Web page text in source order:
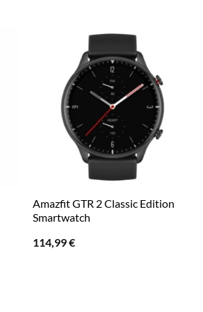
Amazfit GTR 2 Classic Edition
Smartwatch
114,99€